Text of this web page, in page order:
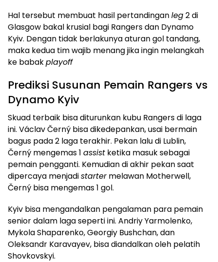
Hal tersebut membuat hasil pertandinganleg2 di
Glasgow bakal krusial bagi Rangers dan Dynamo
Kyiv. Dengan tidak berlakunya aturan gol tandang,
maka kedua tim wajib menang jika ingin melangkah
ke babakplayoff
Prediksi Susunan Pemain Rangers vs
Dynamo Kyiv
Skuad terbaik bisa diturunkan kubu Rangers di laga
ini. Václav Černý bisa dikedepankan, usai bermain
bagus pada 2 laga terakhir. Pekan lalu di Lublin,
Černý mengemas 1 assist ketika masuk sebagai
pemain pengganti. Kemudian di akhir pekan saat
dipercaya menjadistartermelawan Motherwell,
Černý bisa mengemas 1 gol.
Kyiv bisa mengandalkan pengalaman para pemain
senior dalam laga seperti ini. Andriy Yarmolenko,
Mykola Shaparenko, Georgiy Bushchan, dan
Oleksandr Karavayev, bisa diandalkan oleh pelatih
Shovkovskyi.